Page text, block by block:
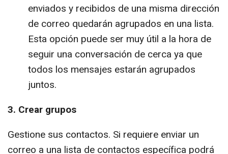
enviados y recibidos de una misma dirección
de correo quedarán agrupados en una lista.
Esta opción puede ser muy útil a la hora de
seguir una conversación de cerca ya que
todos los mensajes estarán agrupados
juntos.
3. Crear grupos
Gestione sus contactos. Si requiere enviar un
correo a una lista de contactos específica podrá